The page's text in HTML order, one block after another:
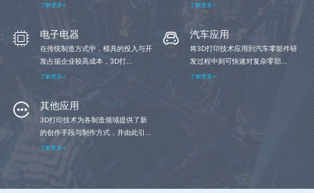
了解更多+ 了解更多+
电子电器
在传统制造方式中，模具的投入与开
发占据企业较高成本，3D打...
了解更多+
汽车应用
将3D打印技术应用到汽车零部件研
发过程中则可快速对复杂零部...
了解更多+
其他应用
3D打印技术为各制造领域提供了新
的创作手段与制作方式，并由此引...
了解更多+